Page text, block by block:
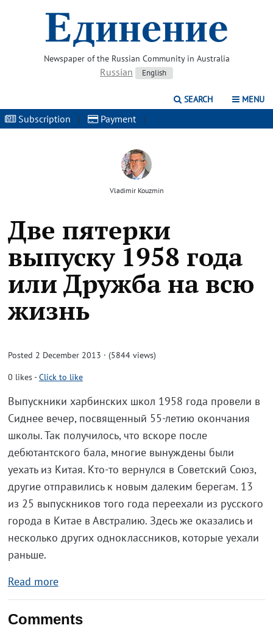
Newspaper of the Russian Community in Australia
Russian English
SEARCH MENU
Subscription | Payment |
Vladimir Kouzmin
Две пятерки
выпуску 1958 года
или Дружба на всю
жизнь
Posted 2 December 2013 · (5844 views)
0 likes-Click to like
Выпускники харбинских школ 1958 года провели в
Сиднее вечер, посвященный 55-летию окончания
школы. Так получилось, что вскоре после
дебютантского бала, многие вынуждены были
уехать из Китая. Кто-то вернулся в Советский Союз,
другие отправились к новым далеким берегам. 13
из 25 выпускников того года переехали из русского
города в Китае в Австралию. Здесь же оказались и
несколько других одноклассников, которые уехали
раньше.
Read more
Comments